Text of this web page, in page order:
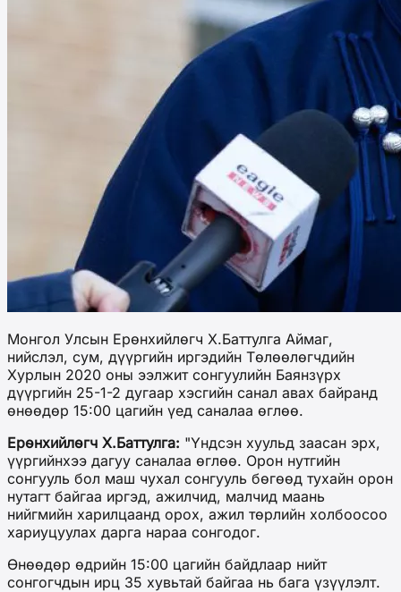
Монгол Улсын Ерөнхийлөгч Х.Баттулга Аймаг,
нийслэл, сум, дүүргийн иргэдийн Төлөөлөгчдийн
Хурлын 2020 оны ээлжит сонгуулийн Баянзүрх
дүүргийн 25-1-2 дугаар хэсгийн санал авах байранд
өнөөдөр 15:00 цагийн үед саналаа өглөө.
Ерөнхийлөгч Х.Баттулга: "Үндсэн хуульд заасан эрх,
үүргийнхээ дагуу саналаа өглөө. Орон нутгийн
сонгууль бол маш чухал сонгууль бөгөөд тухайн орон
нутагт байгаа иргэд, ажилчид, малчид маань
нийгмийн харилцаанд орох, ажил төрлийн холбоосоо
хариуцуулах дарга нараа сонгодог.
Өнөөдөр өдрийн 15:00 цагийн байдлаар нийт
сонгогчдын ирц 35 хувьтай байгаа нь бага үзүүлэлт.